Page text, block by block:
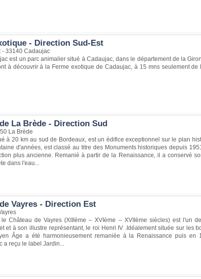
- Direction Sud-Est
- 33140 Cadaujac
est un parc animalier situé à Cadaujac, dans le département de la
à découvrir à la Ferme exotique de Cadaujac, à 15 mns seulement de
La Brède - Direction Sud
La Brède
à 20 km au sud de Bordeaux, est un édifice exceptionnel sur le plan
d'années, est classé au titre des Monuments historiques depuis
plus ancienne. Remanié à partir de la Renaissance, il a conservé
dans l'eau...
Vayres - Direction Est
Château de Vayres (XIIIème – XVIème – XVIIème siècles) est l'un
et à son illustre représentant, le roi Henri IV .Idéalement située sur les
Âge a été harmonieusement remaniée à la Renaissance puis en
reçu le label Jardin...